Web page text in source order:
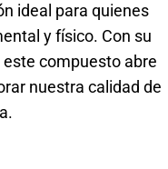
ideal para quienes
y físico. Con su
compuesto abre
nuestra calidad de